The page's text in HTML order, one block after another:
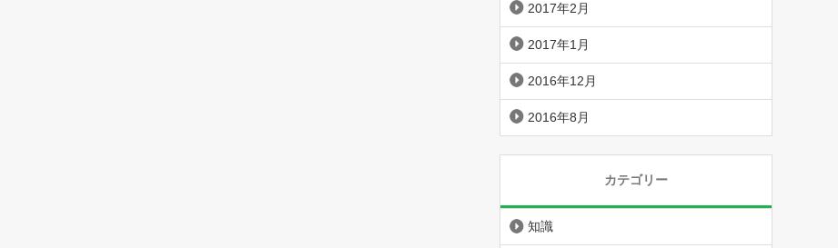
2017年2月
2017年1月
2016年12月
2016年8月
カテゴリー
知識